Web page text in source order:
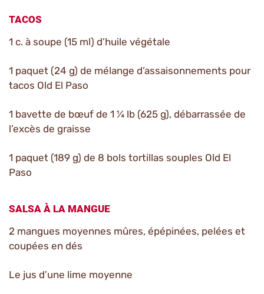
TACOS
1 c. à soupe (15 ml) d’huile végétale
1 paquet (24 g) de mélange d’assaisonnements pour
tacos Old El Paso
1 bavette de bœuf de 1 ¼ lb (625 g), débarrassée de
l’excès de graisse
1 paquet (189 g) de 8 bols tortillas souples Old El
Paso
SALSA À LA MANGUE
2 mangues moyennes mûres, épépinées, pelées et
coupées en dés
Le jus d’une lime moyenne